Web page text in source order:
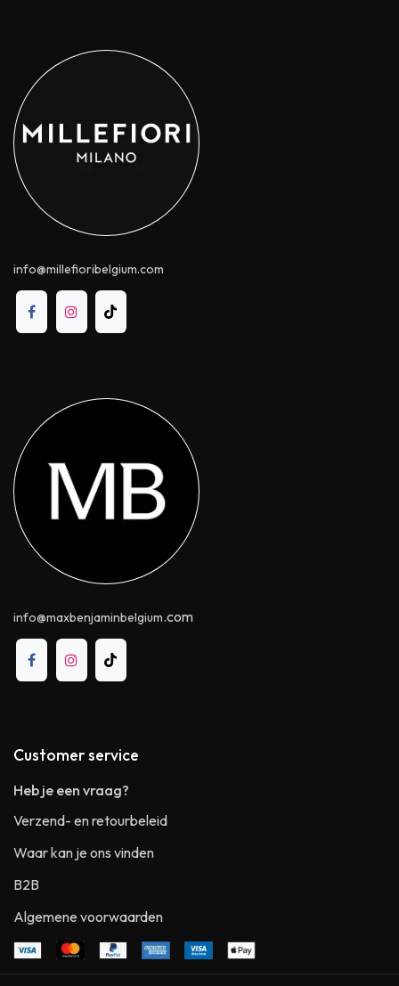
info@millefioribelgium.com
info@maxbenjaminbelgium.com
Customer service
Heb je een vraag?
Verzend- en retourbeleid
Waar kan je ons vinden
B2B
Algemene voorwaarden